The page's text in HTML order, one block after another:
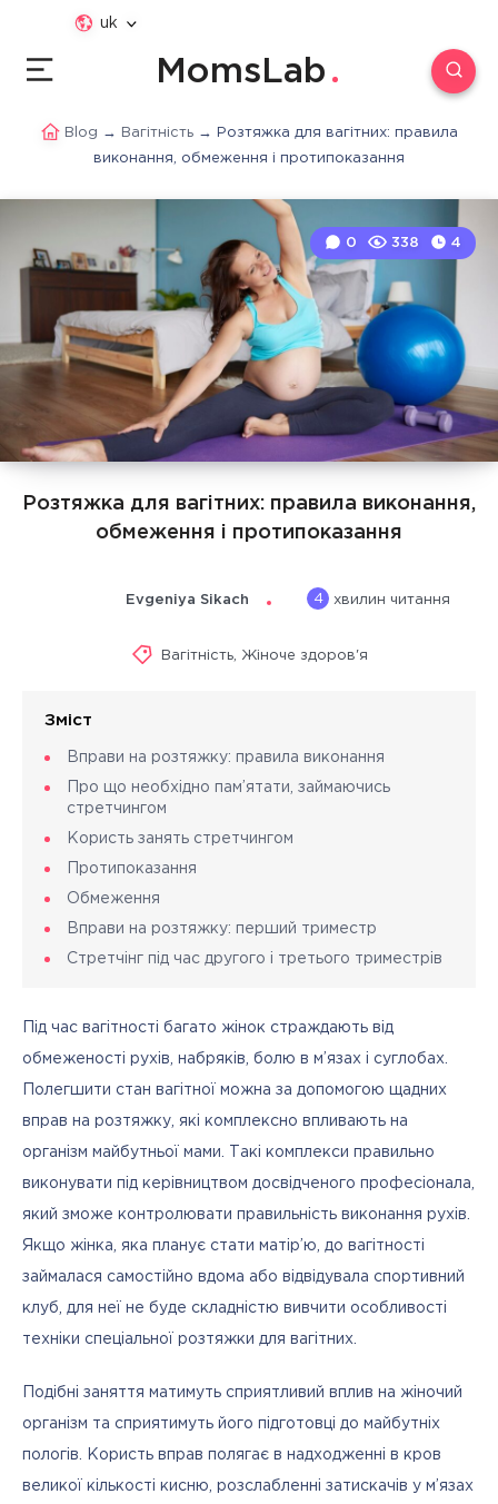
uk
MomsLab
Blog → Вагітність→ Розтяжка для вагітних: правила
виконання, обмеження і протипоказання
Розтяжка для вагітних: правила виконання,
обмеження і протипоказання
0 338 4
Evgeniya Sikach 4 хвилин читання
Вагітність, Жіноче здоров'я
Зміст
Вправи на розтяжку: правила виконання
Про що необхідно пам’ятати, займаючись
стретчингом
Користь занять стретчингом
Протипоказання
Обмеження
Вправи на розтяжку: перший триместр
Стретчінг під час другого і третього триместрів
Під час вагітності багато жінок страждають від
обмеженості рухів, набряків, болю в м’язах і суглобах.
Полегшити стан вагітної можна за допомогою щадних
вправ на розтяжку, які комплексно впливають на
організм майбутньої мами. Такі комплекси правильно
виконувати під керівництвом досвідченого професіонала,
який зможе контролювати правильність виконання рухів.
Якщо жінка, яка планує стати матір’ю, до вагітності
займалася самостійно вдома або відвідувала спортивний
клуб, для неї не буде складністю вивчити особливості
техніки спеціальної розтяжки для вагітних.
Подібні заняття матимуть сприятливий вплив на жіночий
організм та сприятимуть його підготовці до майбутніх
пологів. Користь вправ полягає в надходженні в кров
великої кількості кисню, розслабленні затискачів у м’язах